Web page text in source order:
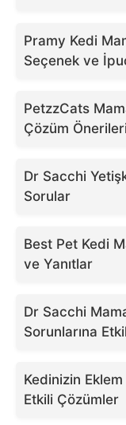
Pramy Kedi
Seçenek ve
PetzzCats
Çözüm
Dr Sacchi
Sorular
Best Pet Kedi
ve Yanıtlar
Dr Sacchi
Sorunlarına
Kedinizin
Etkili Çözümler